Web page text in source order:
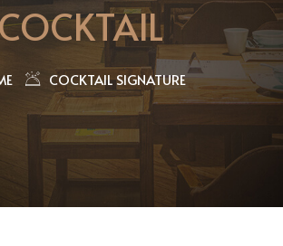
COCKTAIL SIGNATURE